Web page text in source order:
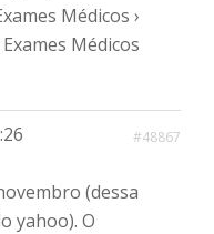
Médicos ›
Exames Médicos
#48867
(dessa
yahoo). O